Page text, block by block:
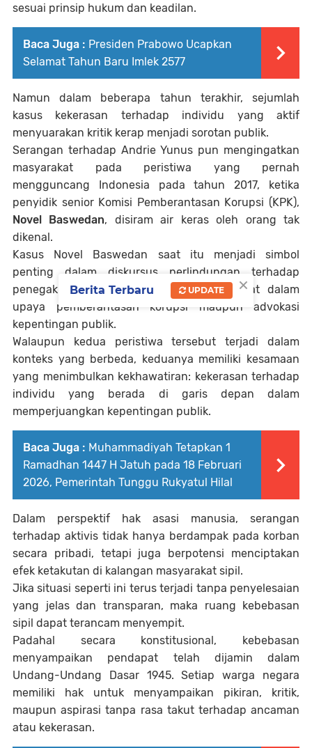
sesuai prinsip hukum dan keadilan.
Baca Juga : Presiden Prabowo Ucapkan
Selamat Tahun Baru Imlek 2577
Namun dalam beberapa tahun terakhir, sejumlah
kasus kekerasan terhadap individu yang aktif
menyuarakan kritik kerap menjadi sorotan publik.
Serangan terhadap Andrie Yunus pun mengingatkan
masyarakat pada peristiwa yang pernah
mengguncang Indonesia pada tahun 2017, ketika
penyidik senior Komisi Pemberantasan Korupsi (KPK),
Novel Baswedan, disiram air keras oleh orang tak
dikenal.
Kasus Novel Baswedan saat itu menjadi simbol
penting dalam diskursus perlindungan terhadap
penegak hukum dan individu yang terlibat dalam
upaya pemberantasan korupsi maupun advokasi
kepentingan publik.
Walaupun kedua peristiwa tersebut terjadi dalam
konteks yang berbeda, keduanya memiliki kesamaan
yang menimbulkan kekhawatiran: kekerasan terhadap
individu yang berada di garis depan dalam
memperjuangkan kepentingan publik.
Baca Juga : Muhammadiyah Tetapkan 1
Ramadhan 1447 H Jatuh pada 18 Februari
2026, Pemerintah Tunggu Rukyatul Hilal
Dalam perspektif hak asasi manusia, serangan
terhadap aktivis tidak hanya berdampak pada korban
secara pribadi, tetapi juga berpotensi menciptakan
efek ketakutan di kalangan masyarakat sipil.
Jika situasi seperti ini terus terjadi tanpa penyelesaian
yang jelas dan transparan, maka ruang kebebasan
sipil dapat terancam menyempit.
Padahal secara konstitusional, kebebasan
menyampaikan pendapat telah dijamin dalam
Undang-Undang Dasar 1945. Setiap warga negara
memiliki hak untuk menyampaikan pikiran, kritik,
maupun aspirasi tanpa rasa takut terhadap ancaman
atau kekerasan.
×
Berita Terbaru UPDATE